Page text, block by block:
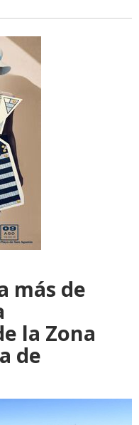
más de
la Zona
de